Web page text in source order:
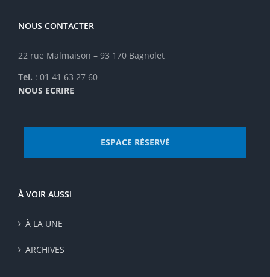
NOUS CONTACTER
22 rue Malmaison – 93 170 Bagnolet
Tel. : 01 41 63 27 60
NOUS ECRIRE
ESPACE RÉSERVÉ
À VOIR AUSSI
À LA UNE
ARCHIVES